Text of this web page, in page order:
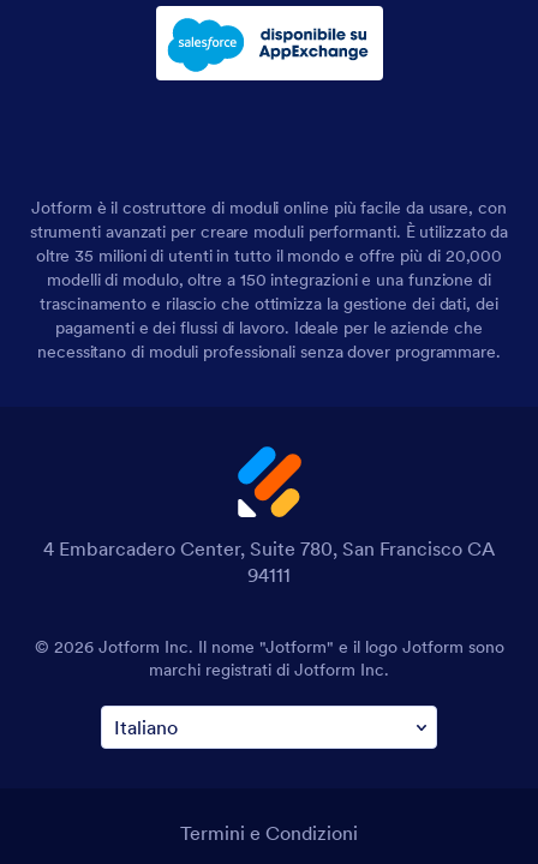
Jotform è il costruttore di moduli online più facile da usare, con
strumenti avanzati per creare moduli performanti. È utilizzato da
oltre 35 milioni di utenti in tutto il mondo e offre più di 20,000
modelli di modulo, oltre a 150 integrazioni e una funzione di
trascinamento e rilascio che ottimizza la gestione dei dati, dei
pagamenti e dei flussi di lavoro. Ideale per le aziende che
necessitano di moduli professionali senza dover programmare.
4 Embarcadero Center, Suite 780, San Francisco CA
94111
© 2026 Jotform Inc. Il nome "Jotform" e il logo Jotform sono
marchi registrati di Jotform Inc.
Termini e Condizioni